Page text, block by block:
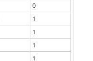
0
1
1
1
1